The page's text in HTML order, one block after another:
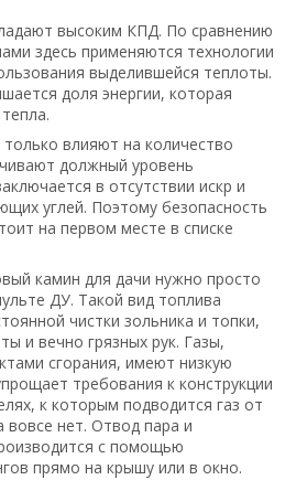
высоким КПД. По сравнению
здесь применяются технологии
выделившейся теплоты.
доля энергии, которая
влияют на количество
должный уровень
в отсутствии искр и
углей. Поэтому безопасность
на первом месте в списке
камин для дачи нужно просто
ДУ. Такой вид топлива
чистки зольника и топки,
и вечно грязных рук. Газы,
сгорания, имеют низкую
требования к конструкции
к которым подводится газ от
нет. Отвод пара и
с помощью
прямо на крышу или в окно.